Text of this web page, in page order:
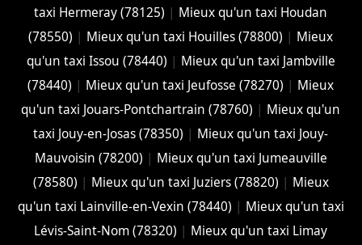
taxi Hermeray (78125) | Mieux qu'un taxi Houdan
(78550) | Mieux qu'un taxi Houilles (78800) | Mieux
qu'un taxi Issou (78440) | Mieux qu'un taxi Jambville
(78440) | Mieux qu'un taxi Jeufosse (78270) | Mieux
qu'un taxi Jouars-Pontchartrain (78760) | Mieux qu'un
taxi Jouy-en-Josas (78350) | Mieux qu'un taxi Jouy-
Mauvoisin (78200) | Mieux qu'un taxi Jumeauville
(78580) | Mieux qu'un taxi Juziers (78820) | Mieux
qu'un taxi Lainville-en-Vexin (78440) | Mieux qu'un taxi
Lévis-Saint-Nom (78320) | Mieux qu'un taxi Limay